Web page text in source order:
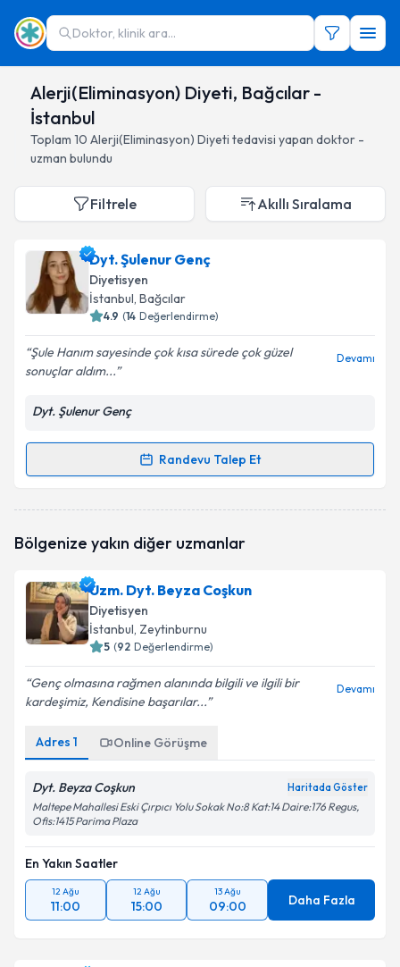
Doktor, klinik ara...
Alerji(Eliminasyon) Diyeti, Bağcılar -
İstanbul
Toplam 10 Alerji(Eliminasyon) Diyeti tedavisi yapan doktor -
uzman bulundu
Filtrele Akıllı Sıralama
Dyt. Şulenur Genç
Diyetisyen
İstanbul, Bağcılar
4.9 (14 Değerlendirme)
Şule Hanım sayesinde çok kısa sürede çok güzel
sonuçlar aldım...
Devamı
Dyt. Şulenur Genç
Randevu Talep Et
Randevu Takvimi Talebi
oluşturun. Size bu uzmandan randevu almanız için bir
E-posta Adresiniz
Kişisel verilerimin işlenmesine ilişkinAydınlatma
Metni'ni okudum ve kişisel verilerimin belirtilen
Takvim Talebini Gönder
Bölgenize yakın diğer uzmanlar
Uzm. Dyt. Beyza Coşkun
Diyetisyen
İstanbul, Zeytinburnu
5 (92 Değerlendirme)
Genç olmasına rağmen alanında bilgili ve ilgili bir
kardeşimiz, Kendisine başarılar...
Devamı
Adres 1 Online Görüşme
Dyt. Beyza Coşkun Haritada Göster
Maltepe Mahallesi Eski Çırpıcı Yolu Sokak No:8 Kat:14 Daire:176 Regus,
Ofis:1415 Parima Plaza
En Yakın Saatler
12 Ağu
11:00
12 Ağu
15:00
13 Ağu
09:00 Daha Fazla